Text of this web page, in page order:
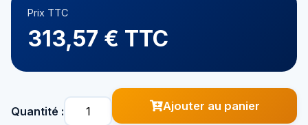
Prix TTC
313,57 € TTC
Quantité : Ajouter au panier